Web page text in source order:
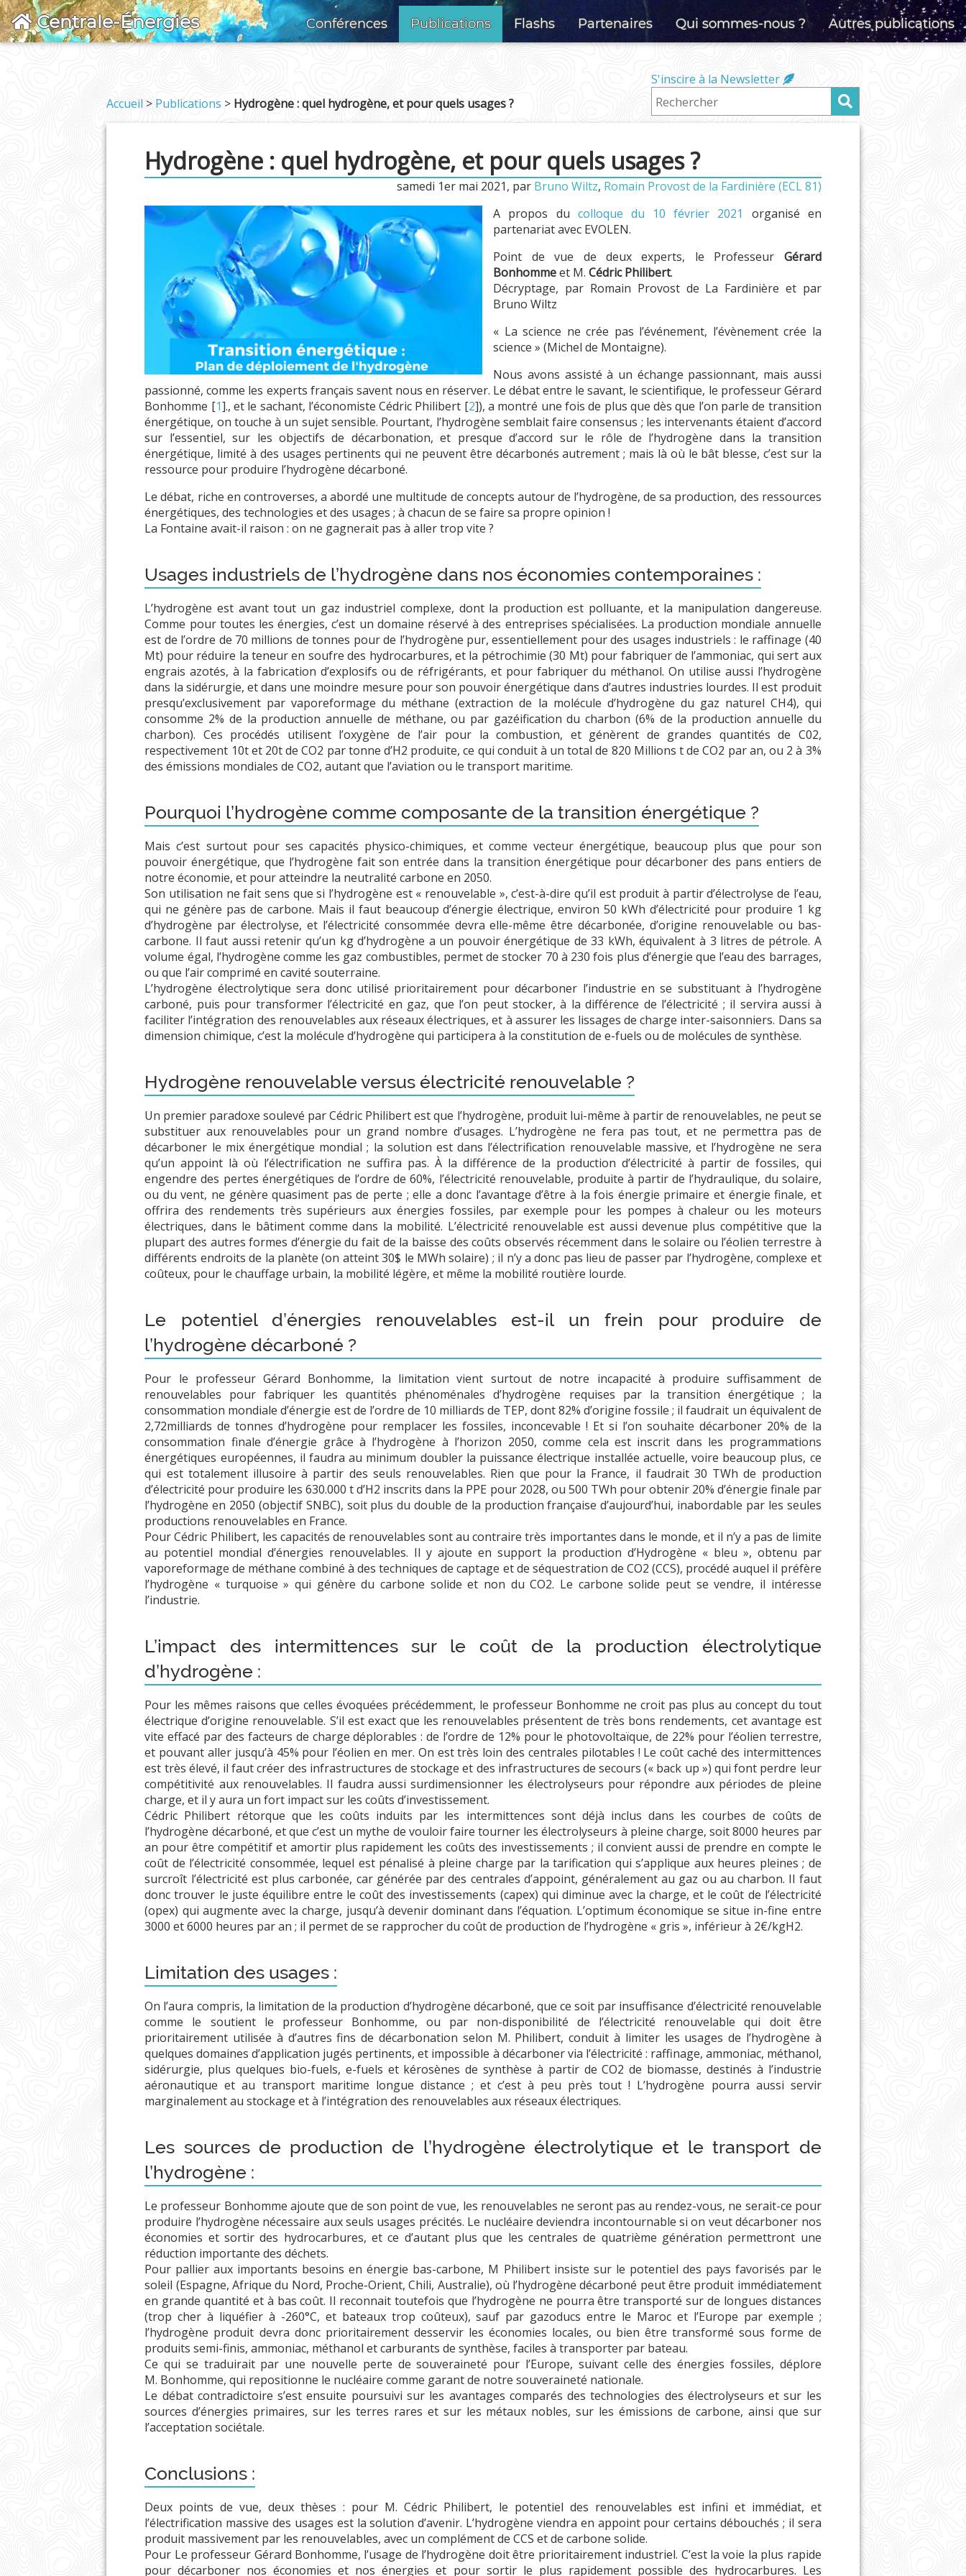
Centrale-Énergies Conférences Publications Flashs Partenaires Qui sommes-nous ? Autres publications
Accueil > Publications > Hydrogène : quel hydrogène, et pour quels usages ?
S'inscire à la Newsletter
Hydrogène : quel hydrogène, et pour quels usages ?
samedi 1er mai 2021, par Bruno Wiltz, Romain Provost de la Fardinière (ECL 81)
A propos du colloque du 10 février 2021
organisé en
partenariat avec EVOLEN.
Point de vue de deux experts, le Professeur Gérard
Bonhommeet M.Cédric Philibert.
Décryptage, par Romain Provost de La Fardinière et par
Bruno Wiltz
« La science ne crée pas l’événement, l’évènement crée la
science » (Michel de Montaigne).
Nous avons assisté à un échange passionnant, mais aussi
passionné, comme les experts français savent nous en réserver. Le débat entre le savant, le scientifique, le professeur Gérard
Bonhomme [1]., et le sachant, l’économiste Cédric Philibert [2]), a montré une fois de plus que dès que l’on parle de transition
énergétique, on touche à un sujet sensible. Pourtant, l’hydrogène semblait faire consensus ; les intervenants étaient d’accord
sur l’essentiel, sur les objectifs de décarbonation, et presque d’accord sur le rôle de l’hydrogène dans la transition
énergétique, limité à des usages pertinents qui ne peuvent être décarbonés autrement ; mais là où le bât blesse, c’est sur la
ressource pour produire l’hydrogène décarboné.
Le débat, riche en controverses, a abordé une multitude de concepts autour de l’hydrogène, de sa production, des ressources
énergétiques, des technologies et des usages ; à chacun de se faire sa propre opinion !
La Fontaine avait-il raison : on ne gagnerait pas à aller trop vite ?
Usages industriels de l’hydrogène dans nos économies contemporaines :
L’hydrogène est avant tout un gaz industriel complexe, dont la production est polluante, et la manipulation dangereuse.
Comme pour toutes les énergies, c’est un domaine réservé à des entreprises spécialisées. La production mondiale annuelle
est de l’ordre de 70 millions de tonnes pour de l’hydrogène pur, essentiellement pour des usages industriels : le raffinage (40
Mt) pour réduire la teneur en soufre des hydrocarbures, et la pétrochimie (30 Mt) pour fabriquer de l’ammoniac, qui sert aux
engrais azotés, à la fabrication d’explosifs ou de réfrigérants, et pour fabriquer du méthanol. On utilise aussi l’hydrogène
dans la sidérurgie, et dans une moindre mesure pour son pouvoir énergétique dans d’autres industries lourdes. Il est produit
presqu’exclusivement par vaporeformage du méthane (extraction de la molécule d’hydrogène du gaz naturel CH4), qui
consomme 2% de la production annuelle de méthane, ou par gazéification du charbon (6% de la production annuelle du
charbon). Ces procédés utilisent l’oxygène de l’air pour la combustion, et génèrent de grandes quantités de C02,
respectivement 10t et 20t de CO2 par tonne d’H2 produite, ce qui conduit à un total de 820 Millions t de CO2 par an, ou 2 à 3%
des émissions mondiales de CO2, autant que l’aviation ou le transport maritime.
Pourquoi l’hydrogène comme composante de la transition énergétique ?
Mais c’est surtout pour ses capacités physico-chimiques, et comme vecteur énergétique, beaucoup plus que pour son
pouvoir énergétique, que l’hydrogène fait son entrée dans la transition énergétique pour décarboner des pans entiers de
notre économie, et pour atteindre la neutralité carbone en 2050.
Son utilisation ne fait sens que si l’hydrogène est « renouvelable », c’est-à-dire qu’il est produit à partir d’électrolyse de l’eau,
qui ne génère pas de carbone. Mais il faut beaucoup d’énergie électrique, environ 50 kWh d’électricité pour produire 1 kg
d’hydrogène par électrolyse, et l’électricité consommée devra elle-même être décarbonée, d’origine renouvelable ou bas-
carbone. Il faut aussi retenir qu’un kg d’hydrogène a un pouvoir énergétique de 33 kWh, équivalent à 3 litres de pétrole. A
volume égal, l’hydrogène comme les gaz combustibles, permet de stocker 70 à 230 fois plus d’énergie que l’eau des barrages,
ou que l’air comprimé en cavité souterraine.
L’hydrogène électrolytique sera donc utilisé prioritairement pour décarboner l’industrie en se substituant à l’hydrogène
carboné, puis pour transformer l’électricité en gaz, que l’on peut stocker, à la différence de l’électricité ; il servira aussi à
faciliter l’intégration des renouvelables aux réseaux électriques, et à assurer les lissages de charge inter-saisonniers. Dans sa
dimension chimique, c’est la molécule d’hydrogène qui participera à la constitution de e-fuels ou de molécules de synthèse.
Hydrogène renouvelable versus électricité renouvelable ?
Un premier paradoxe soulevé par Cédric Philibert est que l’hydrogène, produit lui-même à partir de renouvelables, ne peut se
substituer aux renouvelables pour un grand nombre d’usages. L’hydrogène ne fera pas tout, et ne permettra pas de
décarboner le mix énergétique mondial ; la solution est dans l’électrification renouvelable massive, et l’hydrogène ne sera
qu’un appoint là où l’électrification ne suffira pas. À la différence de la production d’électricité à partir de fossiles, qui
engendre des pertes énergétiques de l’ordre de 60%, l’électricité renouvelable, produite à partir de l’hydraulique, du solaire,
ou du vent, ne génère quasiment pas de perte ; elle a donc l’avantage d’être à la fois énergie primaire et énergie finale, et
offrira des rendements très supérieurs aux énergies fossiles, par exemple pour les pompes à chaleur ou les moteurs
électriques, dans le bâtiment comme dans la mobilité. L’électricité renouvelable est aussi devenue plus compétitive que la
plupart des autres formes d’énergie du fait de la baisse des coûts observés récemment dans le solaire ou l’éolien terrestre à
différents endroits de la planète (on atteint 30$ le MWh solaire) ; il n’y a donc pas lieu de passer par l’hydrogène, complexe et
coûteux, pour le chauffage urbain, la mobilité légère, et même la mobilité routière lourde.
Le potentiel d’énergies renouvelables est-il un frein pour produire de
l’hydrogène décarboné ?
Pour le professeur Gérard Bonhomme, la limitation vient surtout de notre incapacité à produire suffisamment de
renouvelables pour fabriquer les quantités phénoménales d’hydrogène requises par la transition énergétique ; la
consommation mondiale d’énergie est de l’ordre de 10 milliards de TEP, dont 82% d’origine fossile ; il faudrait un équivalent de
2,72milliards de tonnes d’hydrogène pour remplacer les fossiles, inconcevable ! Et si l’on souhaite décarboner 20% de la
consommation finale d’énergie grâce à l’hydrogène à l’horizon 2050, comme cela est inscrit dans les programmations
énergétiques européennes, il faudra au minimum doubler la puissance électrique installée actuelle, voire beaucoup plus, ce
qui est totalement illusoire à partir des seuls renouvelables. Rien que pour la France, il faudrait 30 TWh de production
d’électricité pour produire les 630.000 t d’H2 inscrits dans la PPE pour 2028, ou 500 TWh pour obtenir 20% d’énergie finale par
l’hydrogène en 2050 (objectif SNBC), soit plus du double de la production française d’aujourd’hui, inabordable par les seules
productions renouvelables en France.
Pour Cédric Philibert, les capacités de renouvelables sont au contraire très importantes dans le monde, et il n’y a pas de limite
au potentiel mondial d’énergies renouvelables. Il y ajoute en support la production d’Hydrogène « bleu », obtenu par
vaporeformage de méthane combiné à des techniques de captage et de séquestration de CO2 (CCS), procédé auquel il préfère
l’hydrogène « turquoise » qui génère du carbone solide et non du CO2. Le carbone solide peut se vendre, il intéresse
l’industrie.
L’impact des intermittences sur le coût de la production électrolytique
d’hydrogène :
Pour les mêmes raisons que celles évoquées précédemment, le professeur Bonhomme ne croit pas plus au concept du tout
électrique d’origine renouvelable. S’il est exact que les renouvelables présentent de très bons rendements, cet avantage est
vite effacé par des facteurs de charge déplorables : de l’ordre de 12% pour le photovoltaïque, de 22% pour l’éolien terrestre,
et pouvant aller jusqu’à 45% pour l’éolien en mer. On est très loin des centrales pilotables ! Le coût caché des intermittences
est très élevé, il faut créer des infrastructures de stockage et des infrastructures de secours (« back up ») qui font perdre leur
compétitivité aux renouvelables. Il faudra aussi surdimensionner les électrolyseurs pour répondre aux périodes de pleine
charge, et il y aura un fort impact sur les coûts d’investissement.
Cédric Philibert rétorque que les coûts induits par les intermittences sont déjà inclus dans les courbes de coûts de
l’hydrogène décarboné, et que c’est un mythe de vouloir faire tourner les électrolyseurs à pleine charge, soit 8000 heures par
an pour être compétitif et amortir plus rapidement les coûts des investissements ; il convient aussi de prendre en compte le
coût de l’électricité consommée, lequel est pénalisé à pleine charge par la tarification qui s’applique aux heures pleines ; de
surcroît l’électricité est plus carbonée, car générée par des centrales d’appoint, généralement au gaz ou au charbon. Il faut
donc trouver le juste équilibre entre le coût des investissements (capex) qui diminue avec la charge, et le coût de l’électricité
(opex) qui augmente avec la charge, jusqu’à devenir dominant dans l’équation. L’optimum économique se situe in-fine entre
3000 et 6000 heures par an ; il permet de se rapprocher du coût de production de l’hydrogène « gris », inférieur à 2€/kgH2.
Limitation des usages :
On l’aura compris, la limitation de la production d’hydrogène décarboné, que ce soit par insuffisance d’électricité renouvelable
comme le soutient le professeur Bonhomme, ou par non-disponibilité de l’électricité renouvelable qui doit être
prioritairement utilisée à d’autres fins de décarbonation selon M. Philibert, conduit à limiter les usages de l’hydrogène à
quelques domaines d’application jugés pertinents, et impossible à décarboner via l’électricité : raffinage, ammoniac, méthanol,
sidérurgie, plus quelques bio-fuels, e-fuels et kérosènes de synthèse à partir de CO2 de biomasse, destinés à l’industrie
aéronautique et au transport maritime longue distance ; et c’est à peu près tout ! L’hydrogène pourra aussi servir
marginalement au stockage et à l’intégration des renouvelables aux réseaux électriques.
Les sources de production de l’hydrogène électrolytique et le transport de
l’hydrogène :
Le professeur Bonhomme ajoute que de son point de vue, les renouvelables ne seront pas au rendez-vous, ne serait-ce pour
produire l’hydrogène nécessaire aux seuls usages précités. Le nucléaire deviendra incontournable si on veut décarboner nos
économies et sortir des hydrocarbures, et ce d’autant plus que les centrales de quatrième génération permettront une
réduction importante des déchets.
Pour pallier aux importants besoins en énergie bas-carbone, M Philibert insiste sur le potentiel des pays favorisés par le
soleil (Espagne, Afrique du Nord, Proche-Orient, Chili, Australie), où l’hydrogène décarboné peut être produit immédiatement
en grande quantité et à bas coût. Il reconnait toutefois que l’hydrogène ne pourra être transporté sur de longues distances
(trop cher à liquéfier à -260°C, et bateaux trop coûteux), sauf par gazoducs entre le Maroc et l’Europe par exemple ;
l’hydrogène produit devra donc prioritairement desservir les économies locales, ou bien être transformé sous forme de
produits semi-finis, ammoniac, méthanol et carburants de synthèse, faciles à transporter par bateau.
Ce qui se traduirait par une nouvelle perte de souveraineté pour l’Europe, suivant celle des énergies fossiles, déplore
M. Bonhomme, qui repositionne le nucléaire comme garant de notre souveraineté nationale.
Le débat contradictoire s’est ensuite poursuivi sur les avantages comparés des technologies des électrolyseurs et sur les
sources d’énergies primaires, sur les terres rares et sur les métaux nobles, sur les émissions de carbone, ainsi que sur
l’acceptation sociétale.
Conclusions :
Deux points de vue, deux thèses : pour M. Cédric Philibert, le potentiel des renouvelables est infini et immédiat, et
l’électrification massive des usages est la solution d’avenir. L’hydrogène viendra en appoint pour certains débouchés ; il sera
produit massivement par les renouvelables, avec un complément de CCS et de carbone solide.
Pour Le professeur Gérard Bonhomme, l’usage de l’hydrogène doit être prioritairement industriel. C’est la voie la plus rapide
pour décarboner nos économies et nos énergies et pour sortir le plus rapidement possible des hydrocarbures. Les